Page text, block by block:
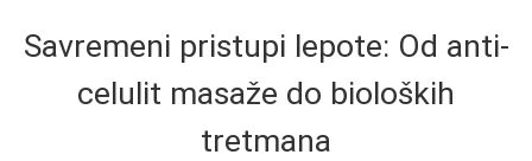
Savremeni pristupi lepote: Od anti-
celulit masaže do bioloških
tretmana